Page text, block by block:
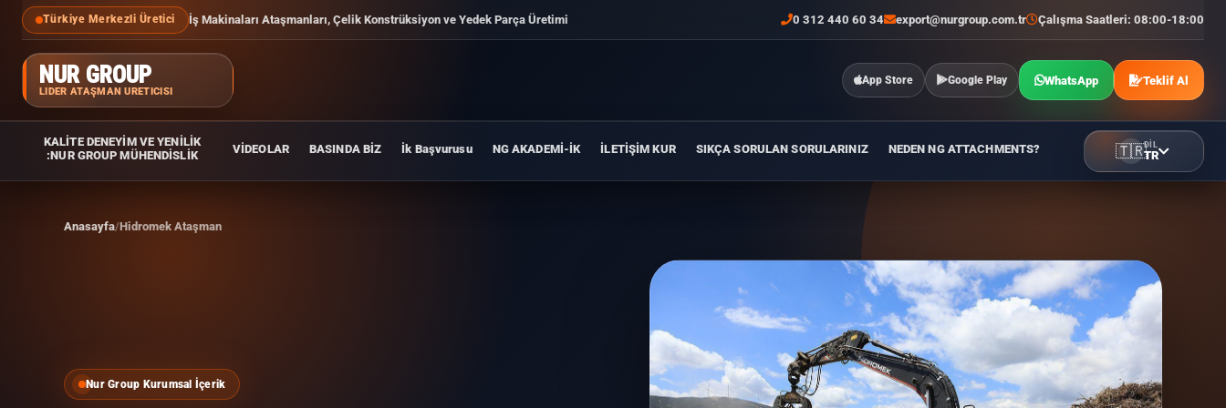
Türkiye Merkezli Üretici İş Makinaları Ataşmanları, Çelik Konstrüksiyon ve Yedek Parça Üretimi 0 312 440 60 34 export@nurgroup.com.tr Çalışma Saatleri: 08:00-18:00
NUR GROUP
LIDER ATAŞMAN ÜRETICISI
App Store Google Play WhatsApp Teklif Al
KALİTE DENEYİM VE YENİLİK
:NUR GROUP MÜHENDİSLİK
VİDEOLAR BASINDA BİZ İk Başvurusu NG AKADEMİ-İK İLETİŞİM KUR SIKÇA SORULAN SORULARINIZ NEDEN NG ATTACHMENTS? 🇹🇷DIL
TR
Anasayfa Hidromek Ataşman
Nur Group Kurumsal İçerik